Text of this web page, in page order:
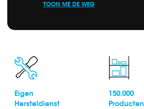
TOON ME DE WEG
Eigen
Hersteldienst
150.000
Producten